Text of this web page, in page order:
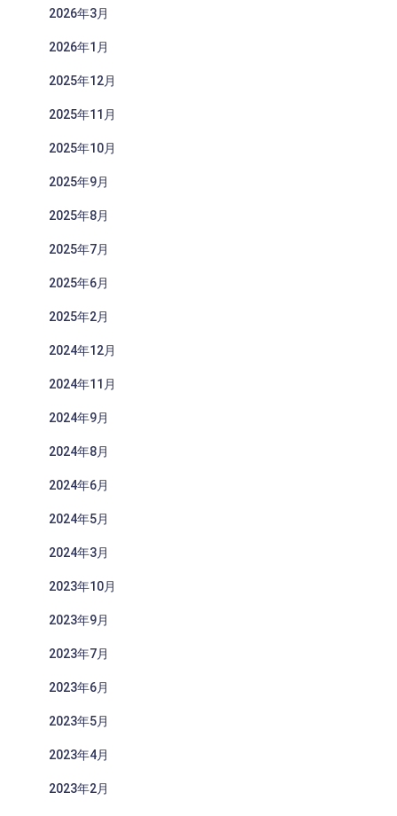
2026年3月
2026年1月
2025年12月
2025年11月
2025年10月
2025年9月
2025年8月
2025年7月
2025年6月
2025年2月
2024年12月
2024年11月
2024年9月
2024年8月
2024年6月
2024年5月
2024年3月
2023年10月
2023年9月
2023年7月
2023年6月
2023年5月
2023年4月
2023年2月